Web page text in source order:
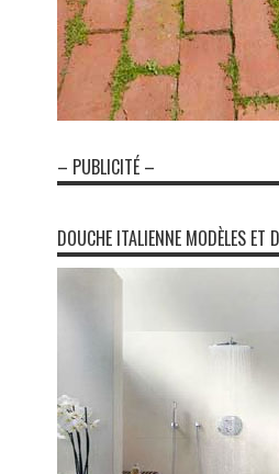
– PUBLICITÉ –
DOUCHE ITALIENNE MODÈLES ET